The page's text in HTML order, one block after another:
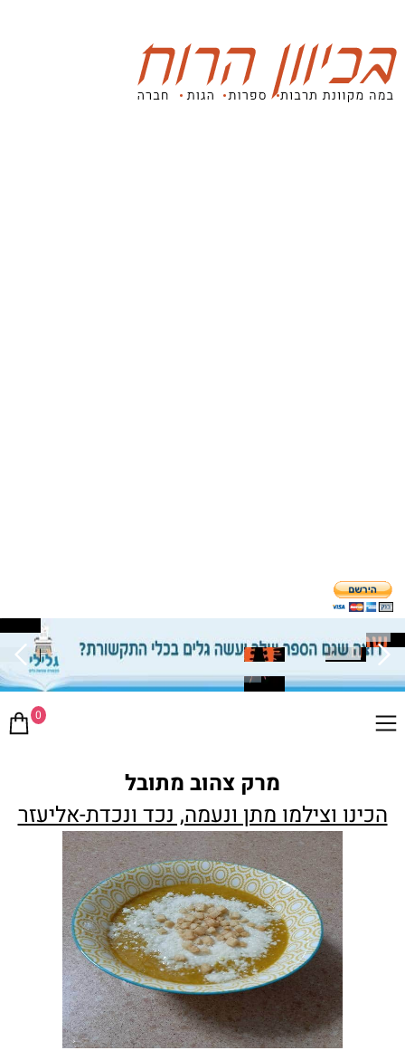
0
מרק צהוב מתובל
הכינו וצילמו מתן ונעמה, נכד ונכדת-אליעזר